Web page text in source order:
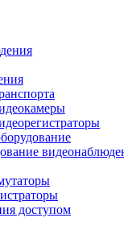
доступом